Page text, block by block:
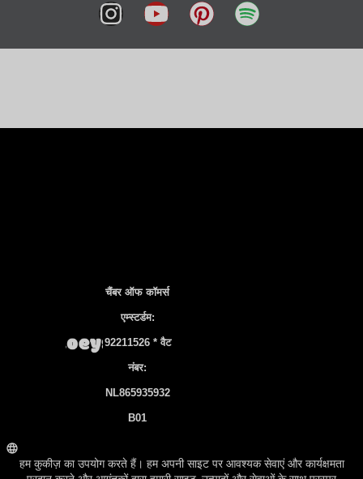
चैंबर ऑफ कॉमर्स
एम्स्टर्डम:
92211526 * वैट
नंबर:
NL865935932
B01
INGB 0106